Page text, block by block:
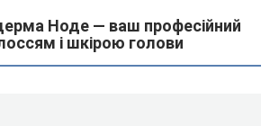
Ноде — ваш професійний
і шкірою голови